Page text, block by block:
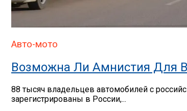
Авто-мото
Возможна Ли Амнистия Для
88 тысяч владельцев автомобилей с
зарегистрированы в России,...